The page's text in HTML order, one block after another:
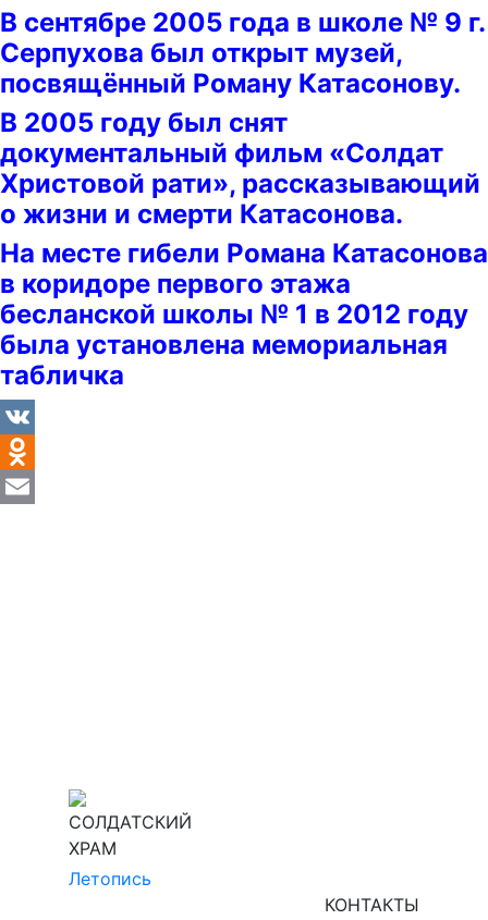
В сентябре 2005 года в школе № 9 г.
Серпухова был открыт музей,
посвящённый Роману Катасонову.
В 2005 году был снят
документальный фильм «Солдат
Христовой рати», рассказывающий
о жизни и смерти Катасонова.
На месте гибели Романа Катасонова
в коридоре первого этажа
бесланской школы № 1 в 2012 году
была установлена мемориальная
табличка
VK
Odnoklassniki
СОЛДАТСКИЙ
ХРАМ
Летопись
КОНТАКТЫ